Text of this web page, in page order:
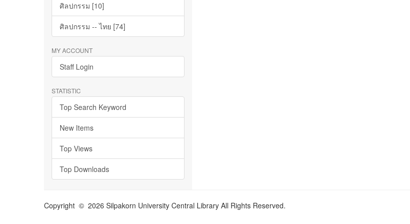
ศิลปกรรม [10]
ศิลปกรรม -- ไทย [74]
MY ACCOUNT
Staff Login
STATISTIC
Top Search Keyword
New Items
Top Views
Top Downloads
Copyright © 2026 Silpakorn University Central Library All Rights Reserved.